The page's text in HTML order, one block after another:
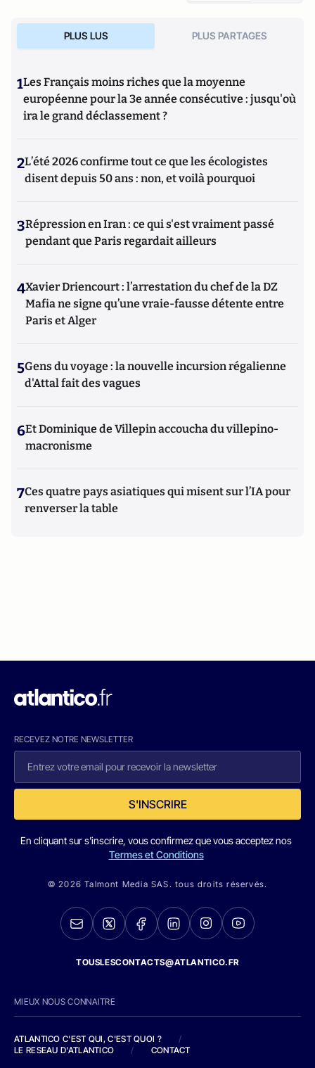
PLUS LUS PLUS PARTAGES
1Les Français moins riches que la moyenne
européenne pour la 3e année consécutive : jusqu'où
ira le grand déclassement ?
2L’été 2026 confirme tout ce que les écologistes
disent depuis 50 ans : non, et voilà pourquoi
3Répression en Iran : ce qui s'est vraiment passé
pendant que Paris regardait ailleurs
4Xavier Driencourt : l’arrestation du chef de la DZ
Mafia ne signe qu’une vraie-fausse détente entre
Paris et Alger
5Gens du voyage : la nouvelle incursion régalienne
d'Attal fait des vagues
6Et Dominique de Villepin accoucha du villepino-
macronisme
7Ces quatre pays asiatiques qui misent sur l’IA pour
renverser la table
RECEVEZ NOTRE NEWSLETTER
S'INSCRIRE
En cliquant sur s'inscrire, vous confirmez que vous acceptez nos
Termes et Conditions
© 2026 Talmont Media SAS. tous droits réservés.
TOUSLESCONTACTS@ATLANTICO.FR
MIEUX NOUS CONNAITRE
ATLANTICO C'EST QUI, C'EST QUOI ?
/
LE RESEAU D'ATLANTICO
/ CONTACT